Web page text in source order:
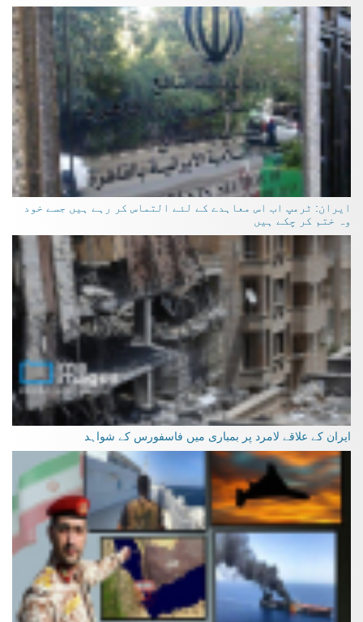
ایران: ٹرمپ اب اس معاہدے کے لئے التماس کر رہے ہیں جسے خود
وہ ختم کر چکے ہیں
ایران کے علاقے لامرد پر بمباری میں فاسفورس کے شواہد